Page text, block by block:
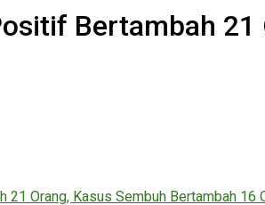
Bertambah